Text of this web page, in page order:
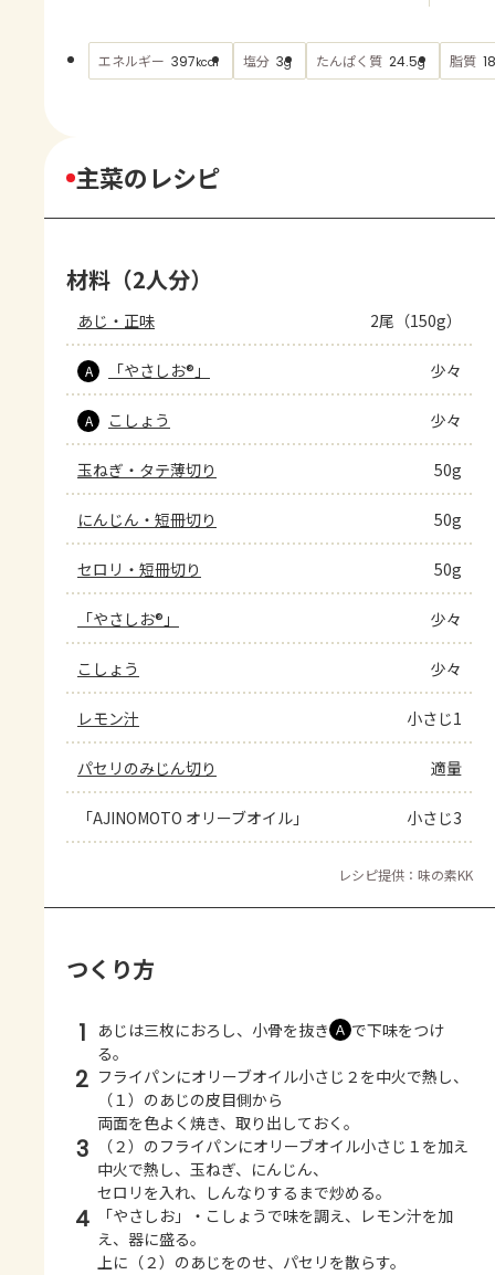
エネルギー 397kcal 塩分 3g たんぱく質 24.5g 脂質
主菜のレシピ
材料（2人分）
あじ・正味 2尾（150g）
A 「やさしお®」 少々
A こしょう 少々
玉ねぎ・タテ薄切り 50g
にんじん・短冊切り 50g
セロリ・短冊切り 50g
「やさしお®」 少々
こしょう 少々
レモン汁 小さじ1
パセリのみじん切り 適量
「AJINOMOTO オリーブオイル」 小さじ3
レシピ提供：味の素KK
つくり方
1 あじは三枚におろし、小骨を抜き Ａ で下味をつけ
る。
2 フライパンにオリーブオイル小さじ２を中火で熱し、
（１）のあじの皮目側から
両面を色よく焼き、取り出しておく。
3
（２）のフライパンにオリーブオイル小さじ１を加え
中火で熱し、玉ねぎ、にんじん、
セロリを入れ、しんなりするまで炒める。
4
「やさしお」・こしょうで味を調え、レモン汁を加
え、器に盛る。
上に（２）のあじをのせ、パセリを散らす。